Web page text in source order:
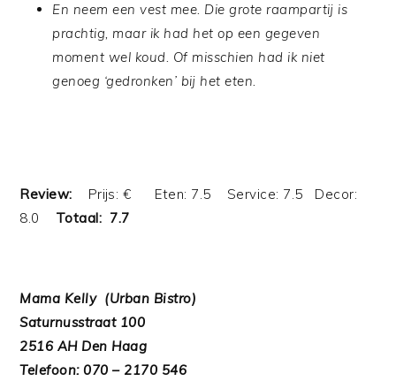
En neem een vest mee. Die grote raampartij is
prachtig, maar ik had het op een gegeven
moment wel koud. Of misschien had ik niet
genoeg ‘gedronken’ bij het eten.
Review:
Prijs: € Eten: 7.5 Service: 7.5 Decor:
8.0 Totaal: 7.7
Mama Kelly (Urban Bistro)
Saturnusstraat 100
2516 AH Den Haag
Telefoon: 070 – 2170 546